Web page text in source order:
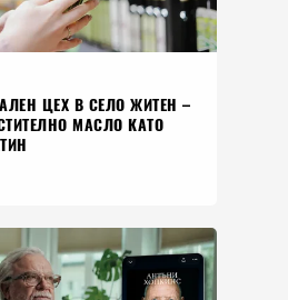
ЦЕХ В СЕЛО ЖИТЕН –
МАСЛО КАТО